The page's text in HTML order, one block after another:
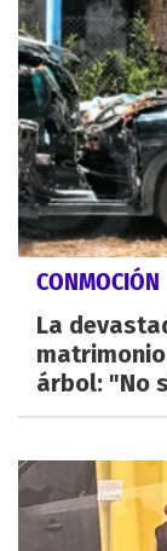
CONMOCIÓN
La
árbol: "No